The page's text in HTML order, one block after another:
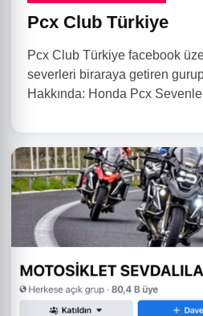
Pcx Club Türkiye
Pcx Club Türkiye facebook
severleri biraraya getiren
Hakkında: Honda Pcx